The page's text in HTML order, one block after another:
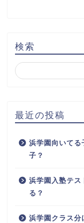
検索
最近の投稿
浜学園向いてる
子？
浜学園入塾テス
る？
浜学園クラス分